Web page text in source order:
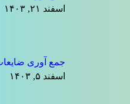
اسفند ۲۱, ۱۴۰۳
جمع آوری
اسفند ۵, ۱۴۰۳